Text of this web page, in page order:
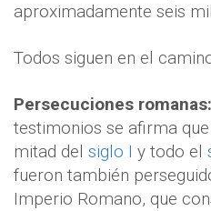
aproximadamente seis
Todos siguen en el
Persecuciones romanas:
testimonios se afirma
mitad del siglo I y todo el
fueron también
Imperio Romano, que